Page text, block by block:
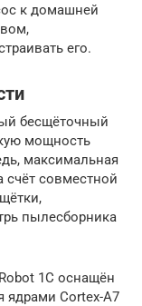
к домашней
его.
бесщёточный
мощность
максимальная
счёт совместной
пылесборника
1C оснащён
ядрами Cortex-A7